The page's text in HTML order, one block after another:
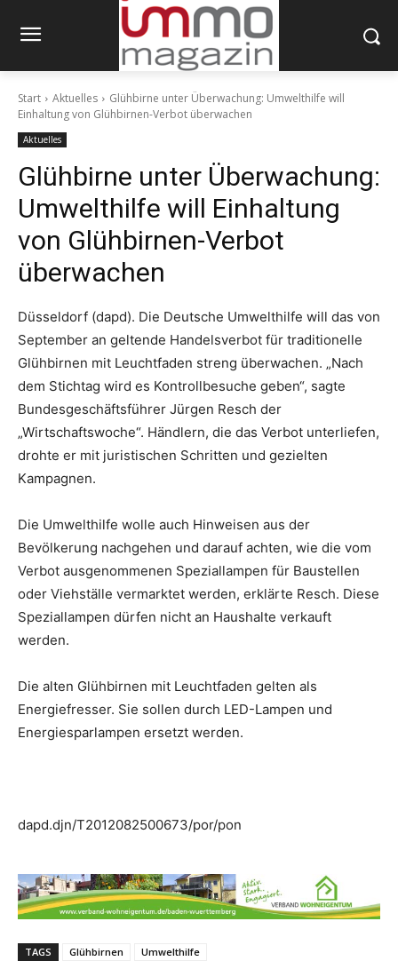
Start Aktuelles
Glühbirne unter Überwachung: Umwelthilfe will
Einhaltung von Glühbirnen-Verbot überwachen
Aktuelles
Glühbirne unter Überwachung:
Umwelthilfe will Einhaltung
von Glühbirnen-Verbot
überwachen
Düsseldorf (dapd). Die Deutsche Umwelthilfe will das von
September an geltende Handelsverbot für traditionelle
Glühbirnen mit Leuchtfaden streng überwachen. „Nach
dem Stichtag wird es Kontrollbesuche geben“, sagte
Bundesgeschäftsführer Jürgen Resch der
„Wirtschaftswoche“. Händlern, die das Verbot unterliefen,
drohte er mit juristischen Schritten und gezielten
Kampagnen.
Die Umwelthilfe wolle auch Hinweisen aus der
Bevölkerung nachgehen und darauf achten, wie die vom
Verbot ausgenommenen Speziallampen für Baustellen
oder Viehställe vermarktet werden, erklärte Resch. Diese
Speziallampen dürfen nicht an Haushalte verkauft
werden.
Die alten Glühbirnen mit Leuchtfaden gelten als
Energiefresser. Sie sollen durch LED-Lampen und
Energiesparlampen ersetzt werden.
dapd.djn/T2012082500673/por/pon
TAGS Glühbirnen Umwelthilfe